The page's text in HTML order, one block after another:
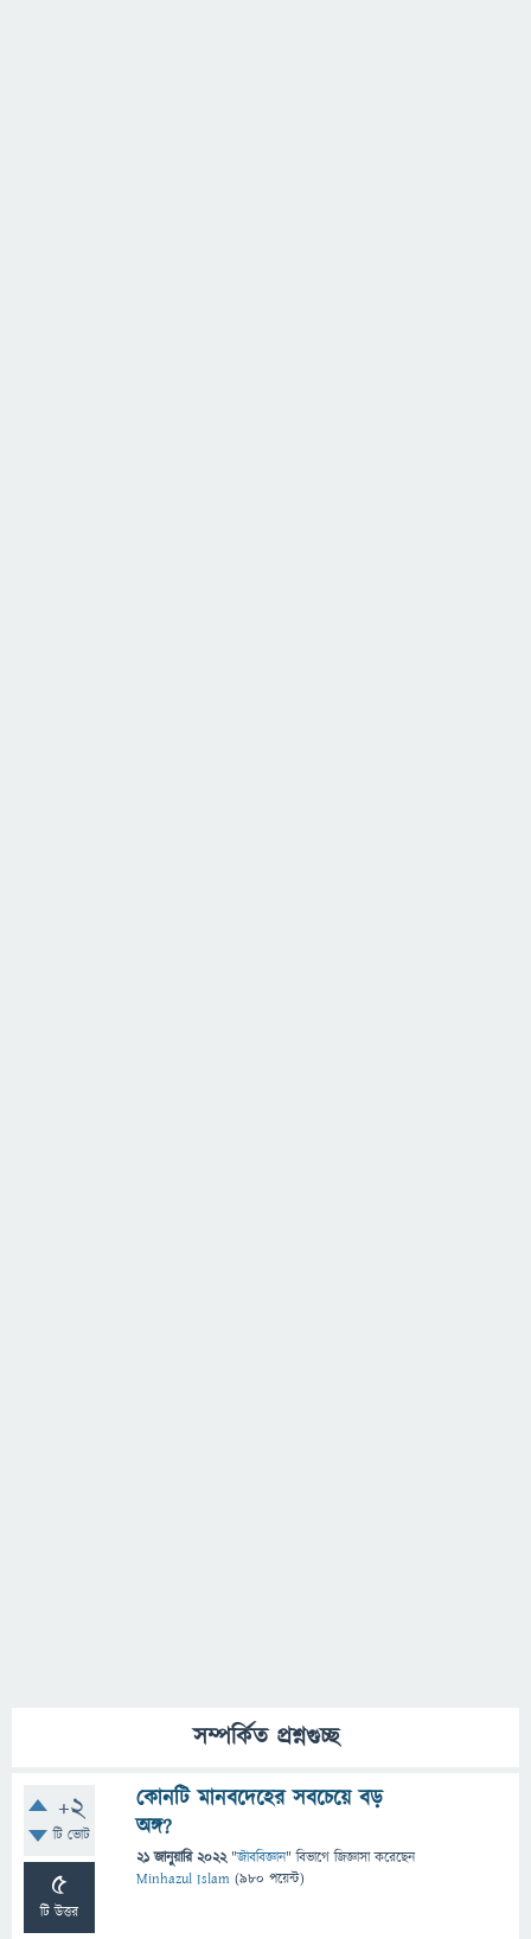
সম্পর্কিত প্রশ্নগুচ্ছ
+2
টি ভোট
5
টি উত্তর
কোনটি মানবদেহের সবচেয়ে বড়
অঙ্গ?
21 জানুয়ারি 2022 "জীববিজ্ঞান" বিভাগে জিজ্ঞাসাকরেছেন
Minhazul Islam (980 পয়েন্ট)